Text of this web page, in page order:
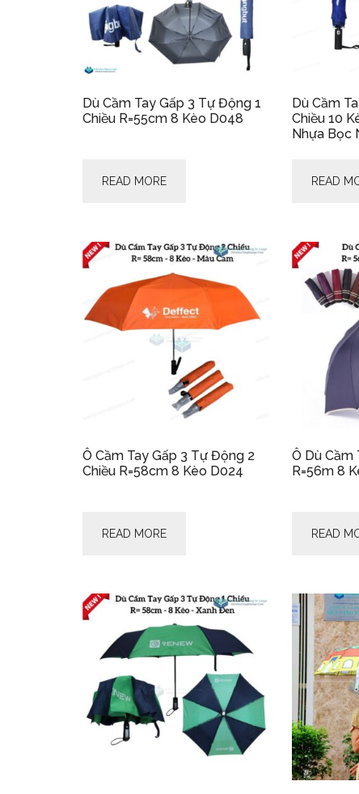
Dù Cầm Tay Gấp 3 Tự Động 1
Chiều R=55cm 8 Kèo D048
READ MORE
Dù Cầm
Chiều 10
Nhựa Bọc
READ
Ô Cầm Tay Gấp 3 Tự Động 2
Chiều R=58cm 8 Kèo D024
READ MORE
Ô Dù Cầm
R=56m 8
READ